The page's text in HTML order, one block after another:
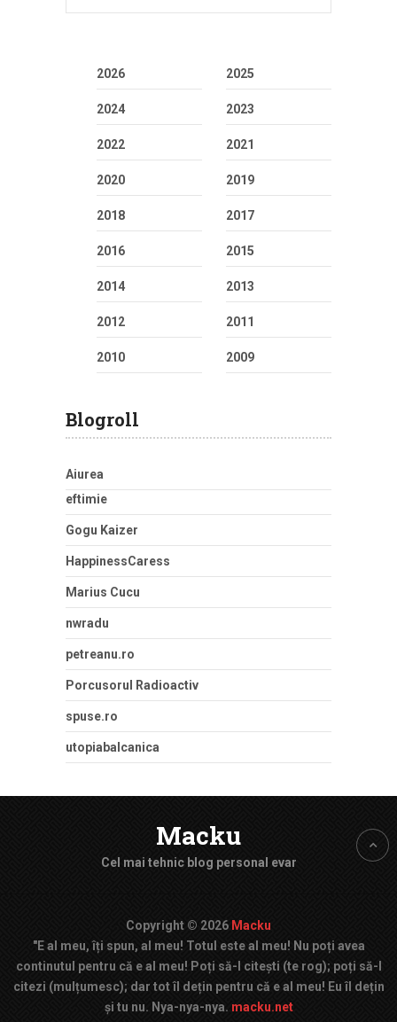
2026 2025
2024 2023
2022 2021
2020 2019
2018 2017
2016 2015
2014 2013
2012 2011
2010 2009
Blogroll
Aiurea
eftimie
Gogu Kaizer
HappinessCaress
Marius Cucu
nwradu
petreanu.ro
Porcusorul Radioactiv
spuse.ro
utopiabalcanica
Macku
Cel mai tehnic blog personal evar
Copyright © 2026 Macku
"E al meu, îți spun, al meu! Totul este al meu! Nu poți avea
continutul pentru că e al meu! Poți să-l citești (te rog); poți să-l
citezi (mulțumesc); dar tot îl dețin pentru că e al meu! Eu îl dețin
și tu nu. Nya-nya-nya. macku.net